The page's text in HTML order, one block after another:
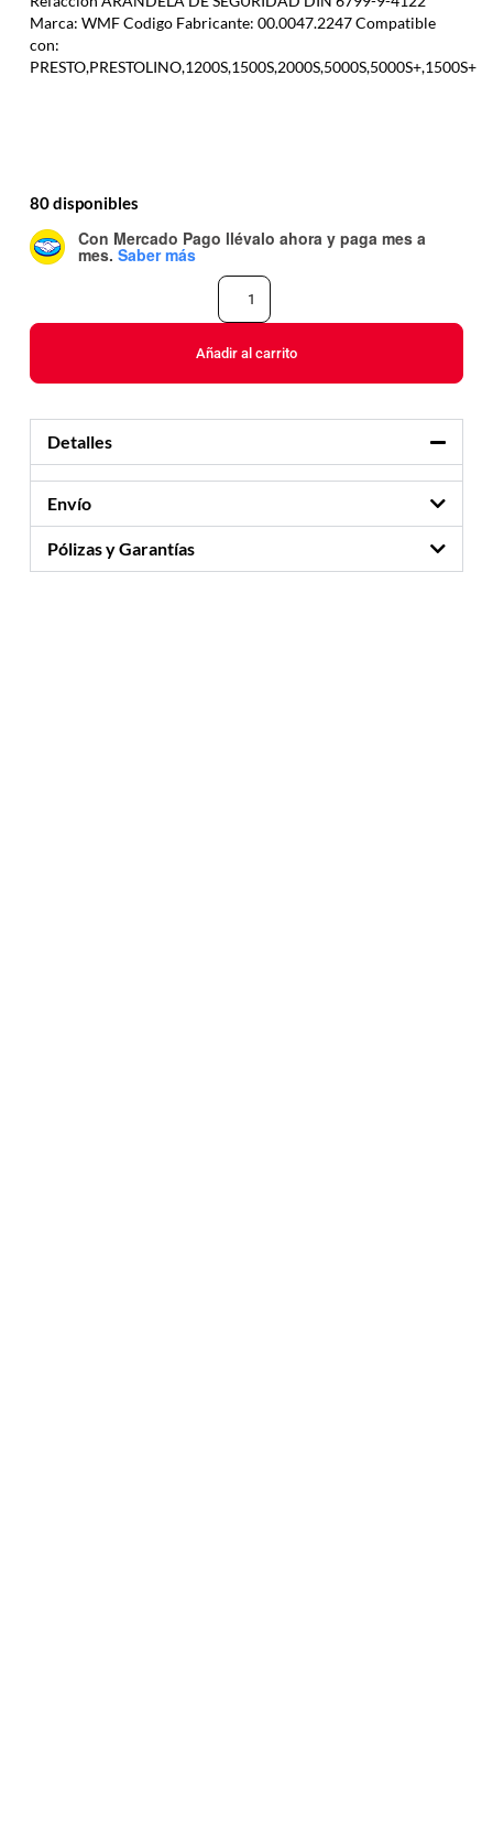
Marca: WMF Codigo Fabricante: 00.0047.2247 Compatible
con:
PRESTO,PRESTOLINO,1200S,1500S,2000S,5000S,5000S+,1500S+
80 disponibles
Con Mercado Pago llévalo ahora y paga mes a
mes. Saber más
Añadir al carrito
Detalles
Envío
Pólizas y Garantías